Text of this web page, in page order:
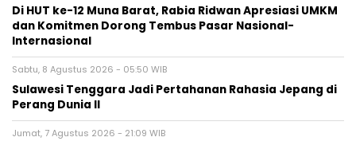
Di HUT ke-12 Muna Barat, Rabia Ridwan Apresiasi UMKM
dan Komitmen Dorong Tembus Pasar Nasional-
Internasional
Sabtu, 8 Agustus 2026 - 05:50 WIB
Sulawesi Tenggara Jadi Pertahanan Rahasia Jepang di
Perang Dunia II
Jumat, 7 Agustus 2026 - 21:09 WIB